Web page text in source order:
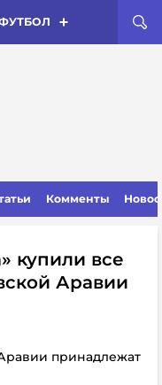
Комменты
купили все
Аравии
принадлежат